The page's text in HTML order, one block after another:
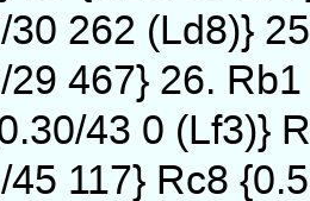
30 262 (Ld8)}
29 467} 26.
43 0 (Lf3)}
45 117} Rc8